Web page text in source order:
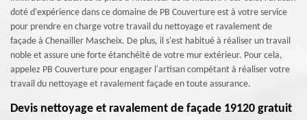
doté d'expérience dans ce domaine de PB Couverture est à votre service
pour prendre en charge votre travail du nettoyage et ravalement de
façade à Chenailler Mascheix. De plus, il s'est habitué à réaliser un travail
noble et assure une forte étanchéité de votre mur extérieur. Pour cela,
appelez PB Couverture pour engager l'artisan compétant à réaliser votre
travail du nettoyage et ravalement façade en toute assurance.
Devis nettoyage et ravalement de façade 19120 gratuit